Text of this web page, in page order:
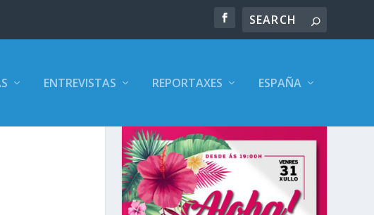
ENTREVISTAS REPORTAXES ESPAÑA